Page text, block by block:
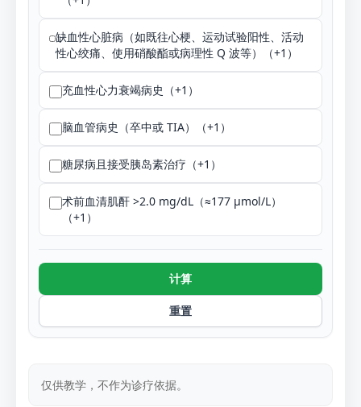
缺血性心脏病（如既往心梗、运动试验阳性、活动
性心绞痛、使用硝酸酯或病理性 Q 波等）（+1）
充血性心力衰竭病史（+1）
脑血管病史（卒中或 TIA）（+1）
糖尿病且接受胰岛素治疗（+1）
术前血清肌酐 >2.0 mg/dL（≈177 µmol/L）
（+1）
计算
重置
仅供教学，不作为诊疗依据。